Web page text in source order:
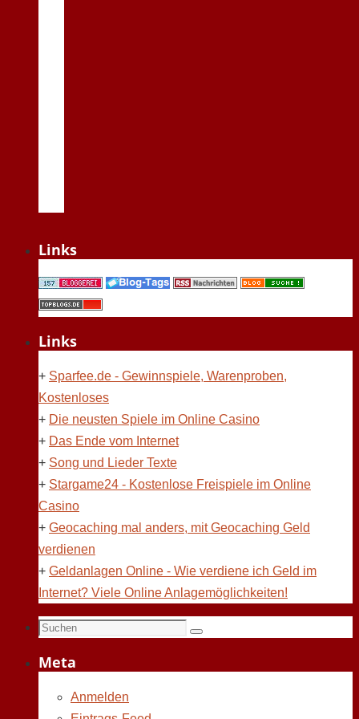
Links
Links
+ Sparfee.de - Gewinnspiele, Warenproben,
Kostenloses
+ Die neusten Spiele im Online Casino
+ Das Ende vom Internet
+ Song und Lieder Texte
+ Stargame24 - Kostenlose Freispiele im Online
Casino
+ Geocaching mal anders, mit Geocaching Geld
verdienen
+ Geldanlagen Online - Wie verdiene ich Geld im
Internet? Viele Online Anlagemöglichkeiten!
Suchen
Suchen
Meta
Anmelden